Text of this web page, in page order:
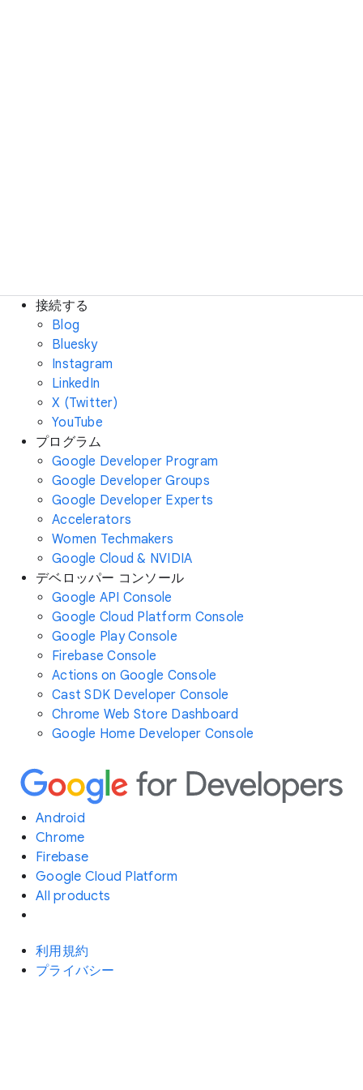
接続する
Blog
Bluesky
Instagram
LinkedIn
X (Twitter)
YouTube
プログラム
Google Developer Program
Google Developer Groups
Google Developer Experts
Accelerators
Women Techmakers
Google Cloud & NVIDIA
デベロッパー コンソール
Google API Console
Google Cloud Platform Console
Google Play Console
Firebase Console
Actions on Google Console
Cast SDK Developer Console
Chrome Web Store Dashboard
Google Home Developer Console
Android
Chrome
Firebase
Google Cloud Platform
All products
利用規約
プライバシー